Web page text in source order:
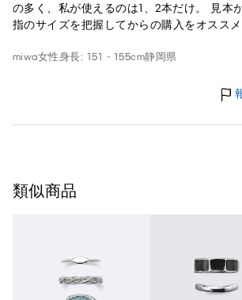
の多く、私が使えるのは1、2本だけ。 見本
指のサイズを把握してからの購入をオススメ
miwa女性身長: 151 - 155cm静岡県
類似商品